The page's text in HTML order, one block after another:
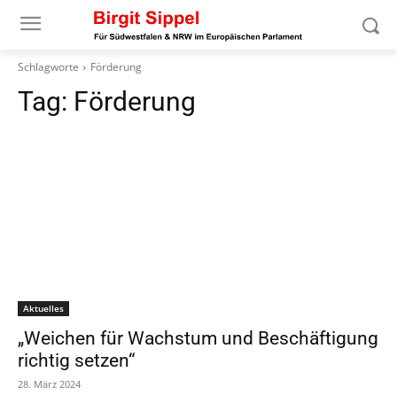
Schlagworte Förderung
Tag: Förderung
Aktuelles
„Weichen für Wachstum und Beschäftigung
richtig setzen“
28. März 2024